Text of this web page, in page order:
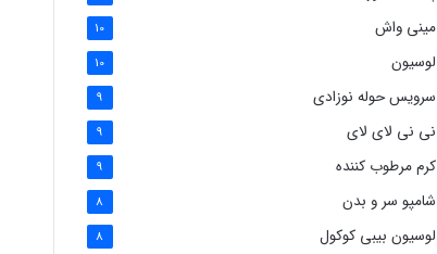
مینی واش 10
لوسیون 10
سرویس حوله نوزادی 9
نی نی لای لای 9
کرم مرطوب کننده 9
شامپو سر و بدن 8
لوسیون بیبی کوکول 8